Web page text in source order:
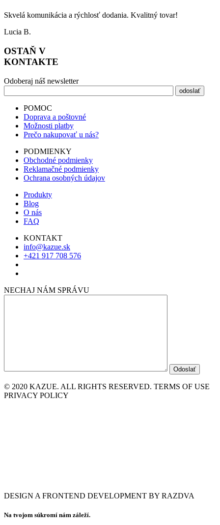
Skvelá komunikácia a rýchlosť dodania. Kvalitný tovar!
Lucia B.
OSTAŇ V
KONTAKTE
Odoberaj náš newsletter
POMOC
Doprava a poštovné
Možnosti platby
Prečo nakupovať u nás?
PODMIENKY
Obchodné podmienky
Reklamačné podmienky
Ochrana osobných údajov
Produkty
Blog
O nás
FAQ
KONTAKT
info@kazue.sk
+421 917 708 576
NECHAJ NÁM SPRÁVU
© 2020 KAZUE. ALL RIGHTS RESERVED. TERMS OF USE
PRIVACY POLICY
DESIGN A FRONTEND DEVELOPMENT BY RAZDVA
Na tvojom súkromí nám záleží.